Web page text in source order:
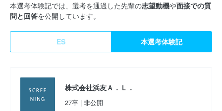
本選考体験記では、選考を通過した先輩の志望動機や面接での質
問と回答を公開しています。
ES 本選考体験記
株式会社浜友Ａ．Ｌ．
27卒 | 非公開